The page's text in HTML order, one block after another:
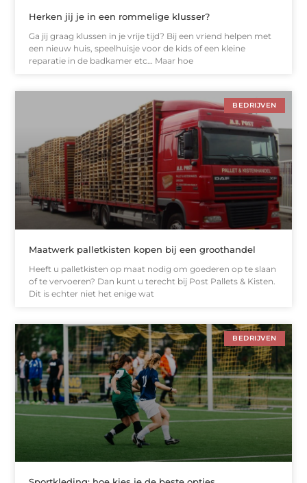
Herken jij je in een rommelige klusser?
Ga jij graag klussen in je vrije tijd? Bij een vriend helpen met
een nieuw huis, speelhuisje voor de kids of een kleine
reparatie in de badkamer etc… Maar hoe
BEDRIJVEN
Maatwerk palletkisten kopen bij een groothandel
Heeft u palletkisten op maat nodig om goederen op te slaan
of te vervoeren? Dan kunt u terecht bij Post Pallets & Kisten.
Dit is echter niet het enige wat
BEDRIJVEN